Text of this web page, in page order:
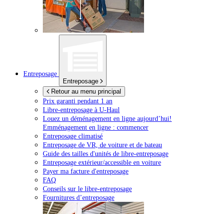
Entreposage
Entreposage
Retour au menu principal
Prix garanti pendant 1 an
Libre-entreposage à U-Haul
Louez un déménagement en ligne aujourd’hui!
Emménagement en ligne : commencer
Entreposage climatisé
Entreposage de VR, de voiture et de bateau
Guide des tailles d'unités de libre-entreposage
Entreposage extérieur/accessible en voiture
Payer ma facture d'entreposage
FAQ
Conseils sur le libre-entreposage
Fournitures d’entreposage